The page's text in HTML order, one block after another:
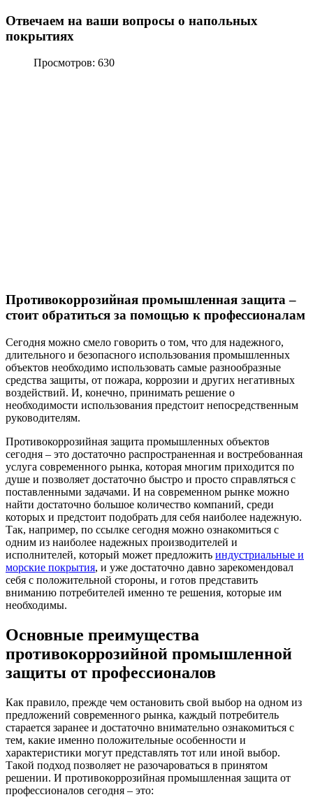
Отвечаем на ваши вопросы о напольных
покрытиях
Просмотров: 630
Противокоррозийная промышленная защита –
стоит обратиться за помощью к профессионалам
Сегодня можно смело говорить о том, что для надежного,
длительного и безопасного использования промышленных
объектов необходимо использовать самые разнообразные
средства защиты, от пожара, коррозии и других негативных
воздействий. И, конечно, принимать решение о
необходимости использования предстоит непосредственным
руководителям.
Противокоррозийная защита промышленных объектов
сегодня – это достаточно распространенная и востребованная
услуга современного рынка, которая многим приходится по
душе и позволяет достаточно быстро и просто справляться с
поставленными задачами. И на современном рынке можно
найти достаточно большое количество компаний, среди
которых и предстоит подобрать для себя наиболее надежную.
Так, например, по ссылке сегодня можно ознакомиться с
одним из наиболее надежных производителей и
исполнителей, который может предложить индустриальные и
морские покрытия, и уже достаточно давно зарекомендовал
себя с положительной стороны, и готов представить
вниманию потребителей именно те решения, которые им
необходимы.
Основные преимущества
противокоррозийной промышленной
защиты от профессионалов
Как правило, прежде чем остановить свой выбор на одном из
предложений современного рынка, каждый потребитель
старается заранее и достаточно внимательно ознакомиться с
тем, какие именно положительные особенности и
характеристики могут представлять тот или иной выбор.
Такой подход позволяет не разочароваться в принятом
решении. И противокоррозийная промышленная защита от
профессионалов сегодня – это: